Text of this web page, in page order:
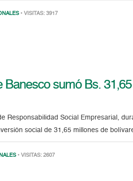
• VISITAS: 3917
Banesco sumó Bs.
Responsabilidad Social Empresarial,
social de 31,65 millones de
• VISITAS: 2607